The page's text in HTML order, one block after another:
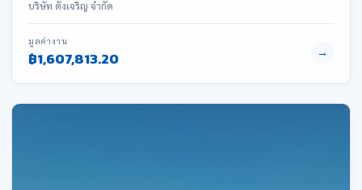
บริษัท ตั้งเจริญ จำกัด
มูลค่างาน
฿1,607,813.20 →